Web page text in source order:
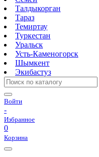
Талдыкорган
Тараз
Темиртау
Туркестан
Уральск
Усть-Каменогорск
Шымкент
Экибастуз
Войти
-
Избранное
0
Корзина